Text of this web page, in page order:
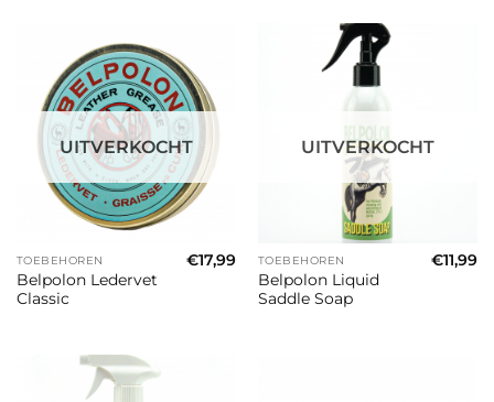
UITVERKOCHT
TOEBEHOREN
Belpolon Ledervet
Classic
€17,99
UITVERKOCHT
TOEBEHOREN
Belpolon Liquid
Saddle Soap
€11,99